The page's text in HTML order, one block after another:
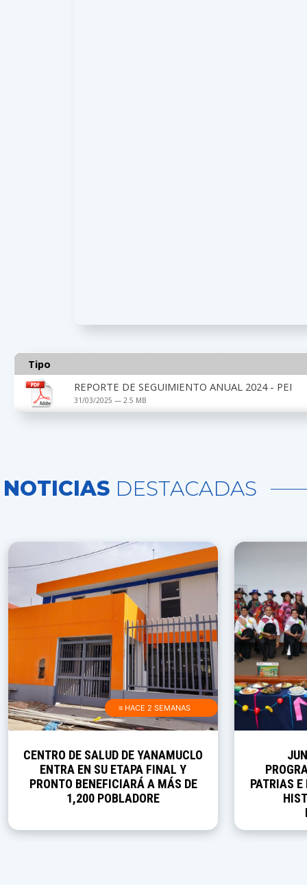
Tipo
REPORTE DE SEGUIMIENTO ANUAL 2024 - PEI
31/03/2025 — 2.5 MB
NOTICIAS DESTACADAS
≡ HACE 2 SEMANAS
CENTRO DE SALUD DE YANAMUCLO
ENTRA EN SU ETAPA FINAL Y
PRONTO BENEFICIARÁ A MÁS DE
1,200 POBLADORE
PATRIAS